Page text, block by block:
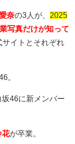
奈の3 人が、 2025
業写真だけが知って
イトとそれぞれ
坂46に新メンバー
花が卒業。